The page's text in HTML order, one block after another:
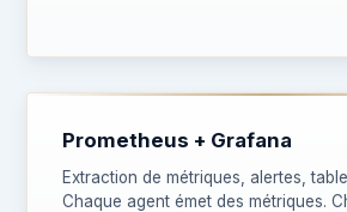
Prometheus + Grafana
Extraction de métriques, alertes,
Chaque agent émet des métriques.